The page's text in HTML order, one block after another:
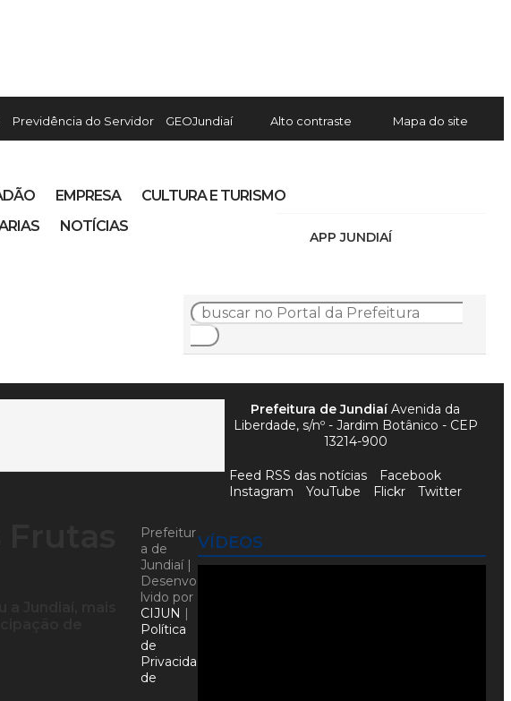
Previdência do Servidor GEOJundiaí Alto contraste Mapa do site
APP JUNDIAÍ
EMPRESA
CULTURA E TURISMO
NOTÍCIAS
VÍDEOS
Prefeitura de JundiaíAvenida da
Liberdade, s/nº - Jardim Botânico - CEP
13214-900
Feed RSS das notícias
Facebook
Instagram
YouTube Flickr Twitter
Prefeitur
a de
Jundiaí |
Desenvo
lvido por
CIJUN |
Política
de
Privacida
de